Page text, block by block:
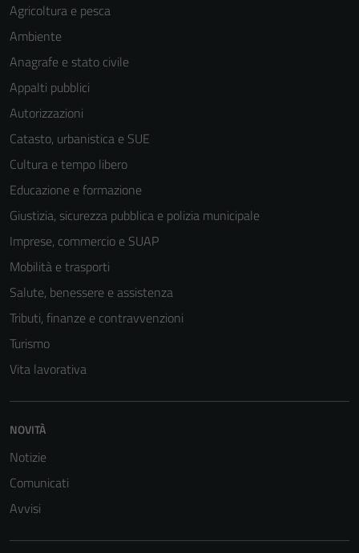
Agricoltura e pesca
Ambiente
Anagrafe e stato civile
Appalti pubblici
Autorizzazioni
Catasto, urbanistica e SUE
Cultura e tempo libero
Educazione e formazione
Giustizia, sicurezza pubblica e polizia municipale
Imprese, commercio e SUAP
Mobilità e trasporti
Salute, benessere e assistenza
Tributi, finanze e contravvenzioni
Turismo
Vita lavorativa
NOVITÀ
Notizie
Comunicati
Avvisi